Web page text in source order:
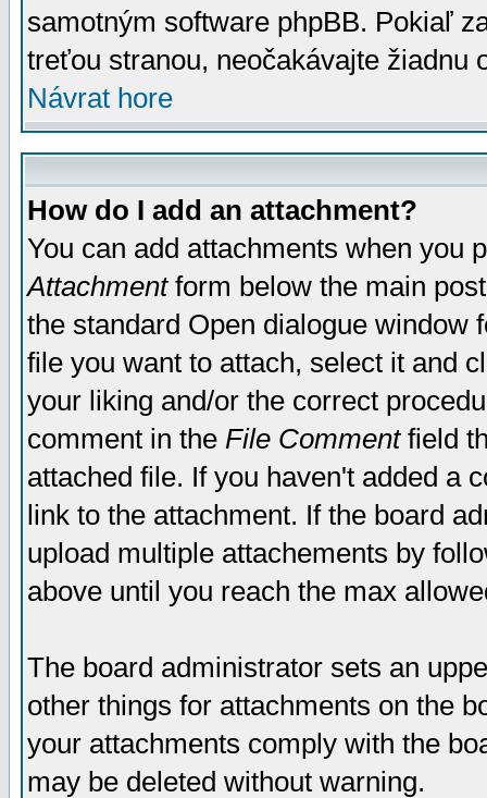
samotným software phpBB. Pokiaľ
treťou stranou, neočakávajte žiadnu
Návrat hore
How do I add an attachment?
You can add attachments when you
Attachmentform below the main
the standard Open dialogue window
file you want to attach, select it and
your liking and/or the correct
comment in the File Commentfield
attached file. If you haven't added a
link to the attachment. If the board
upload multiple attachements by
above until you reach the max
The board administrator sets an
other things for attachments on the
your attachments comply with the
may be deleted without warning.